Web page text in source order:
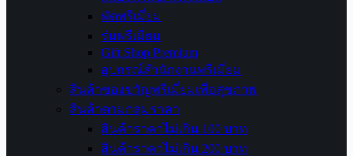
พัดพรีเมี่ยม
ร่มพรีเมี่ยม
Gift Shop Premium
อุปกรณ์สำนักงานพรีเมี่ยม
สินค้าของขวัญพรีเมี่ยมเพื่อสุขภาพ
สินค้าตามกลุ่มราคา
สินค้าราคาไม่เกิน 100 บาท
สินค้าราคาไม่เกิน 200 บาท